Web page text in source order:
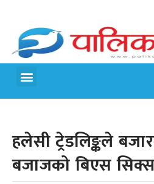
हलेसी ट्रेडलिङ्कले
बजाजको बिएस